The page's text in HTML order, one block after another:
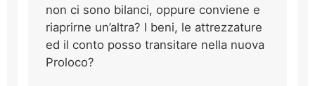
non ci sono bilanci, oppure conviene e
riaprirne un’altra? I beni, le attrezzature
ed il conto posso transitare nella nuova
Proloco?